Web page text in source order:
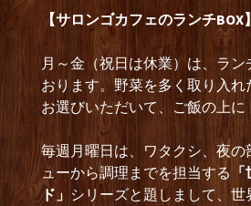
【サロンゴカフェのランチBOX】
月～金（祝日は休業）は、ラン
おります。野菜を多く取り入
お選びいただいて、ご飯の上に
毎週月曜日は、ワタクシ、夜の
ューから調理までを担当する
ド」 シリーズと題しまして、